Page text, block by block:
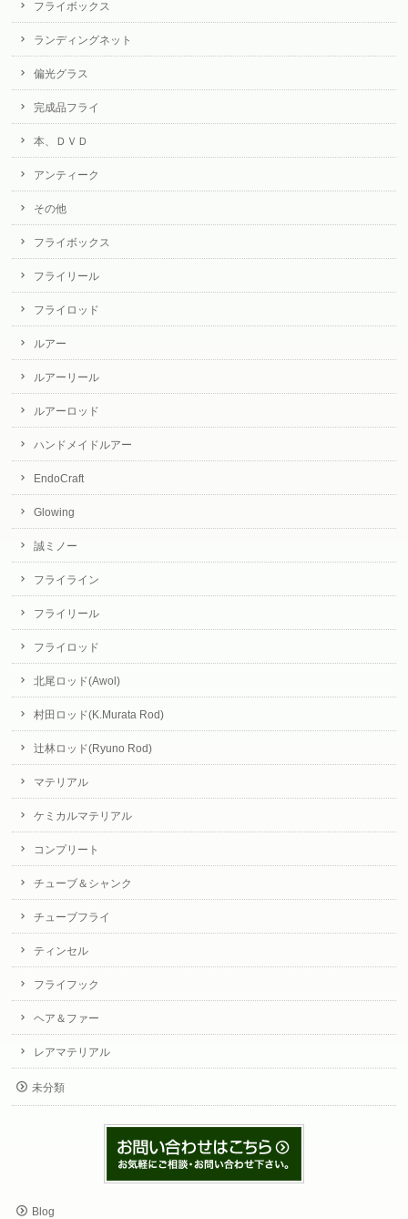
フライボックス
ランディングネット
偏光グラス
完成品フライ
本、ＤＶＤ
アンティーク
その他
フライボックス
フライリール
フライロッド
ルアー
ルアーリール
ルアーロッド
ハンドメイドルアー
EndoCraft
Glowing
誠ミノー
フライライン
フライリール
フライロッド
北尾ロッド(Awol)
村田ロッド(K.Murata Rod)
辻林ロッド(Ryuno Rod)
マテリアル
ケミカルマテリアル
コンプリート
チューブ＆シャンク
チューブフライ
ティンセル
フライフック
ヘア＆ファー
レアマテリアル
未分類
Blog